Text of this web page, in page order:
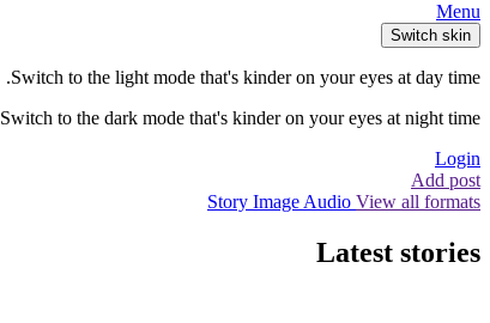
Menu
Switch skin
Switch to the light mode that's kinder on your eyes at day time.
Switch to the dark mode that's kinder on your eyes at night time.
Login
Add post
Story Image Audio View all formats
Latest stories